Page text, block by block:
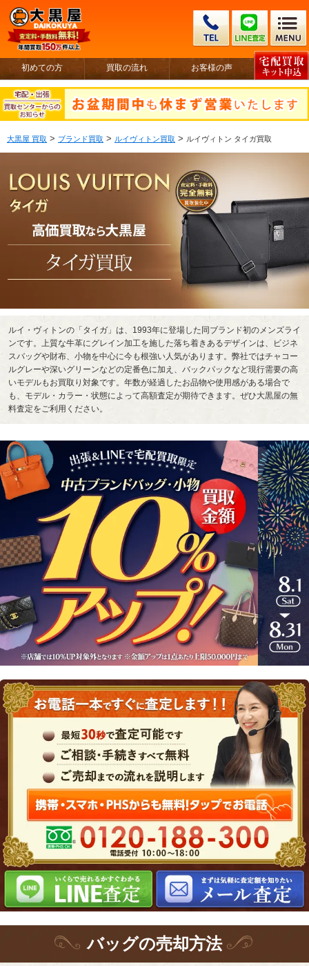
初めての方 買取の流れ お客様の声
大黒屋 買取 > ブランド買取 > ルイヴィトン買取 > ルイヴィトン タイガ買取
ルイ・ヴィトンの「タイガ」は、1993年に登場した同ブランド初のメンズライ
ンです。上質な牛革にグレイン加工を施した落ち着きあるデザインは、ビジネ
スバッグや財布、小物を中心に今も根強い人気があります。弊社ではチャコー
ルグレーや深いグリーンなどの定番色に加え、バックパックなど現行需要の高
いモデルもお買取り対象です。年数が経過したお品物や使用感がある場合で
も、モデル・カラー・状態によって高額査定が期待できます。ぜひ大黒屋の無
料査定をご利用ください。
バッグの売却方法